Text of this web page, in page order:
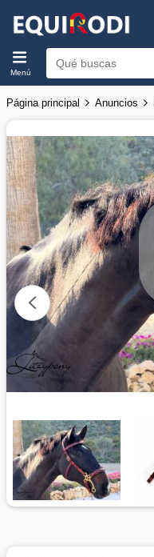
Menú
Página principal Anuncios